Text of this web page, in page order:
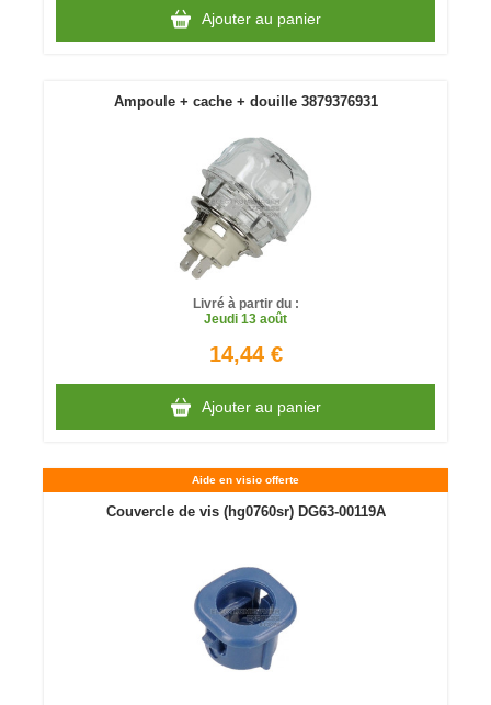
Ajouter au panier
Ampoule + cache + douille 3879376931
Livré à partir du :
Jeudi 13 août
14,44 €
Ajouter au panier
Aide en visio offerte
Couvercle de vis (hg0760sr) DG63-00119A